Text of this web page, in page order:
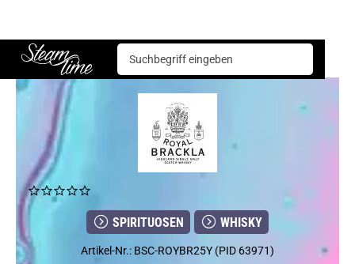
Steam time
Spirituosen Whisky Royal Brackla 25 Jahre Single Malt Scotch Whisky 46% Vol. 700ml
SPIRITUOSEN WHISKY
Artikel-Nr.: BSC-ROYBR25Y (PID 63971)